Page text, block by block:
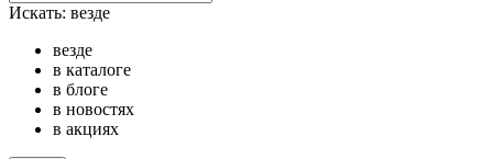
Искать: везде
везде
в каталоге
в блоге
в новостях
в акциях